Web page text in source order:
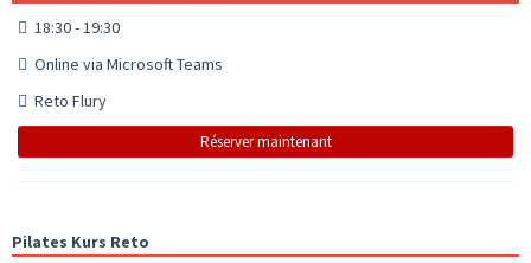
18:30 - 19:30
Online via Microsoft Teams
Reto Flury
Réserver maintenant
Pilates Kurs Reto